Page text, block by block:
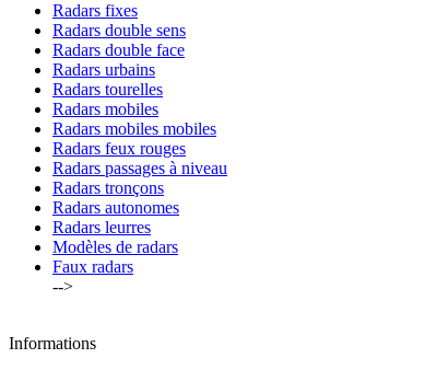
Radars fixes
Radars double sens
Radars double face
Radars urbains
Radars tourelles
Radars mobiles
Radars mobiles mobiles
Radars feux rouges
Radars passages à niveau
Radars tronçons
Radars autonomes
Radars leurres
Modèles de radars
Faux radars
-->
Informations